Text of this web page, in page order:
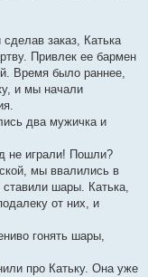
заказ, Катька
Привлек ее бармен
Время было раннее,
и мы начали
два мужичка и
не играли! Пошли?
мы ввалились в
шары. Катька,
от них, и
гонять шары,
про Катьку. Она уже